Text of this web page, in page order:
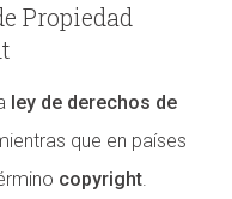
Propiedad
ley de derechos de
que en países
copyright.